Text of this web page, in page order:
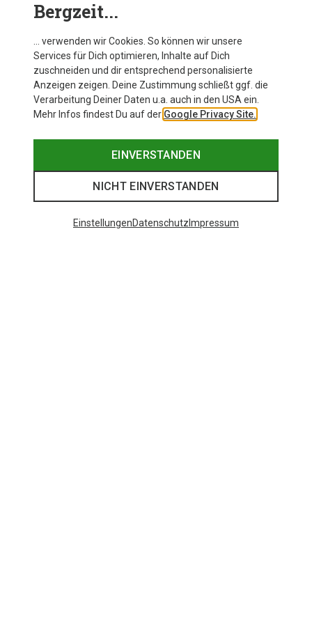
MEHR ARTIKEL ANZEIGEN
Ähnliche wie zuletzt gesehen
Bergzeit...
… verwenden wir Cookies. So können wir unsere
Services für Dich optimieren, Inhalte auf Dich
zuschneiden und dir entsprechend personalisierte
Anzeigen zeigen. Deine Zustimmung schließt ggf. die
Verarbeitung Deiner Daten u.a. auch in den USA ein.
Mehr Infos findest Du auf der Google Privacy Site.
EINVERSTANDEN
NICHT EINVERSTANDEN
EinstellungenDatenschutz Impressum